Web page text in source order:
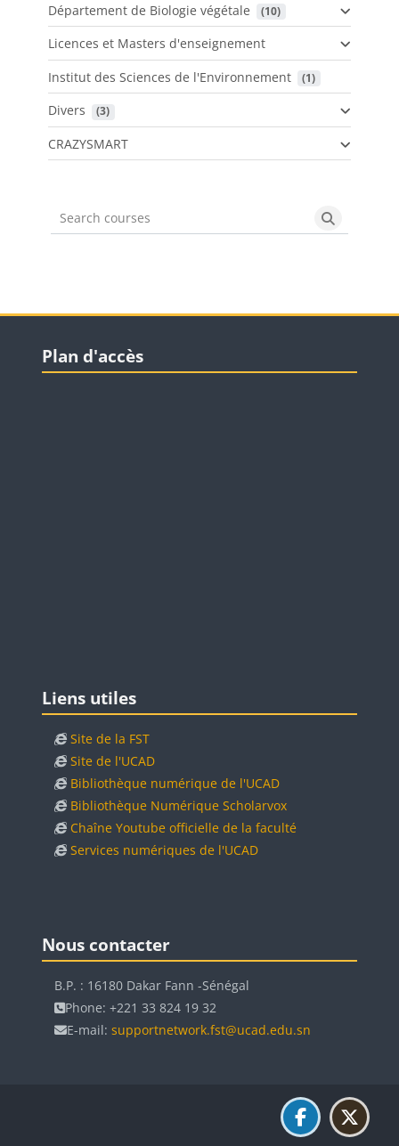
Département de Biologie végétale (10)
Licences et Masters d'enseignement
Institut des Sciences de l'Environnement
(1)
Divers (3)
CRAZYSMART
Search courses Search
Blocs
Plan d'accès
Blocs
Liens utiles
Site de la FST
Site de l'UCAD
Bibliothèque numérique de l'UCAD
Bibliothèque Numérique Scholarvox
Chaîne Youtube officielle de la faculté
Services numériques de l'UCAD
Blocs
Nous contacter
B.P. : 16180 Dakar Fann -Sénégal
Phone: +221 33 824 19 32
E-mail: supportnetwork.fst@ucad.edu.sn